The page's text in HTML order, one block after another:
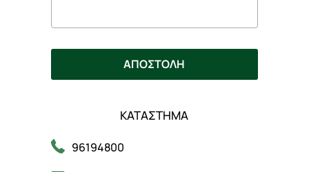
ΑΠΟΣΤΟΛΗ
ΚΑΤΑΣΤΗΜΑ
96194800